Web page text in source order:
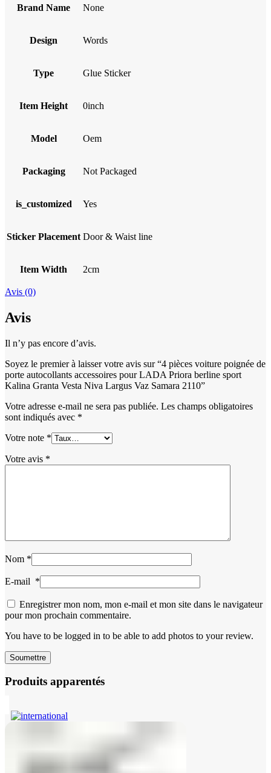
Brand Name None
Design Words
Type Glue Sticker
Item Height 0inch
Model Oem
Packaging Not Packaged
is_customized Yes
Sticker Placement Door & Waist line
Item Width 2cm
Avis (0)
Avis
Il n’y pas encore d’avis.
Soyez le premier à laisser votre avis sur “4 pièces voiture poignée de
porte autocollants accessoires pour LADA Priora berline sport
Kalina Granta Vesta Niva Largus Vaz Samara 2110”
Votre adresse e-mail ne sera pas publiée. Les champs obligatoires
sont indiqués avec *
Votre note *
Votre avis *
Nom *
E-mail *
Enregistrer mon nom, mon e-mail et mon site dans le navigateur
pour mon prochain commentaire.
You have to be logged in to be able to add photos to your review.
Produits apparentés